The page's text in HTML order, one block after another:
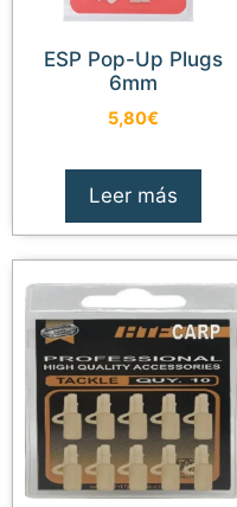
ESP Pop-Up Plugs
6mm
5,80€
Leer más